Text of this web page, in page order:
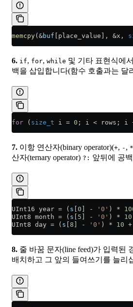
memcpy( &buf [place_value], &x,
6. if, for, while 및 기타 표현식에
백을 삽입합니다(함수 호출과는 달
for ( size_t i = 0 ; i < rows; i
7. 이항 연산자(binary operator)(+, - , *
산자(ternary operator) ?: 앞뒤에 공
UInt16 year = ( s 0 - '0' ) *
UInt8 month = ( s 5 - '0' ) * 10
UInt8 day = ( s 8 - '0' ) * 10 +
8. 줄 바꿈 문자(line feed)가 입력된
배치하고 그 앞의 들여쓰기를 늘리